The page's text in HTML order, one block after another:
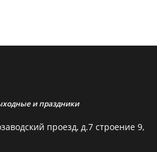
и праздники
проезд, д.7 строение 9,